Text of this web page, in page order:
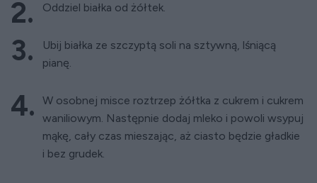
Oddziel białka od żółtek.
Ubij białka ze szczyptą soli na sztywną, lśniącą
pianę.
W osobnej misce roztrzep żółtka z cukrem i cukrem
waniliowym. Następnie dodaj mleko i powoli wsypuj
mąkę, cały czas mieszając, aż ciasto będzie gładkie
i bez grudek.